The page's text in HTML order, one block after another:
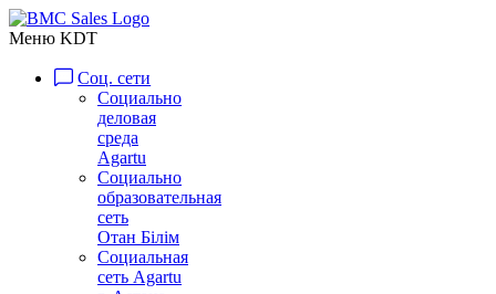
Меню KDT
Соц. сети
Социально
деловая
среда
Agartu
Социально
образовательная
сеть
Отан Бiлiм
Социальная
сеть Agartu